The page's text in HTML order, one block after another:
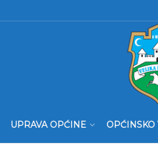
UPRAVA OPĆINE OPĆINSKO